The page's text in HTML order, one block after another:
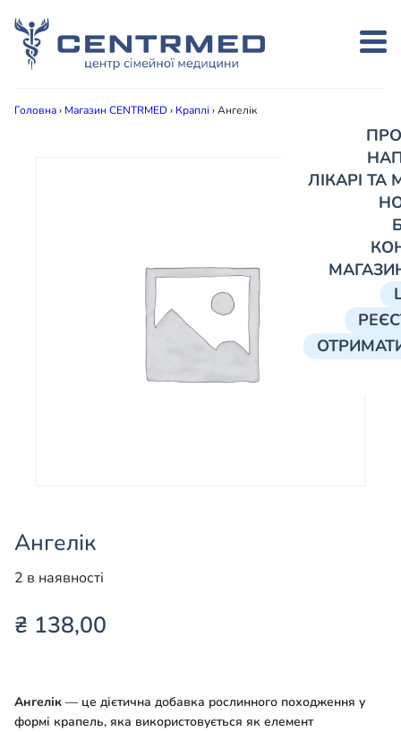
ЛІКАРІ
Головна› Магазин CENTRMED› Краплі ›Ангелік
Ангелік
2 в наявності
₴ 138,00
Ангелік — це дієтична добавка рослинного походження у
формі крапель, яка використовується як елемент